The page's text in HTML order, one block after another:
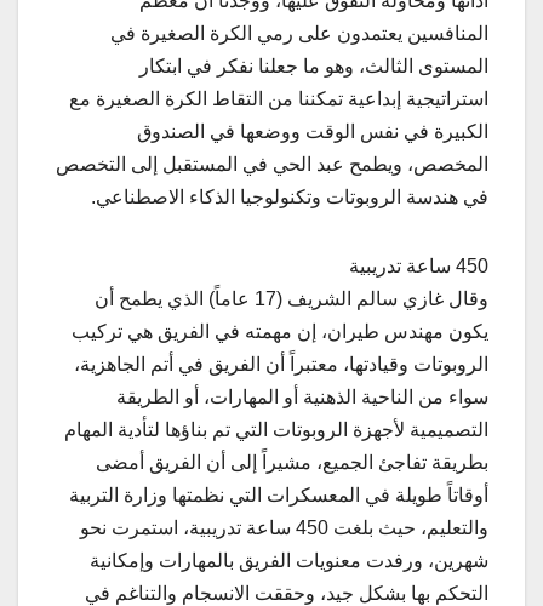
المنافسين يعتمدون على رمي الكرة الصغيرة في
المستوى الثالث، وهو ما جعلنا نفكر في ابتكار
استراتيجية إبداعية تمكننا من التقاط الكرة الصغيرة مع
الكبيرة في نفس الوقت ووضعها في الصندوق
المخصص، ويطمح عبد الحي في المستقبل إلى التخصص
في هندسة الروبوتات وتكنولوجيا الذكاء الاصطناعي.
450 ساعة تدريبية
وقال غازي سالم الشريف (17 عاماً) الذي يطمح أن
يكون مهندس طيران، إن مهمته في الفريق هي تركيب
الروبوتات وقيادتها، معتبراً أن الفريق في أتم الجاهزية،
سواء من الناحية الذهنية أو المهارات، أو الطريقة
التصميمية لأجهزة الروبوتات التي تم بناؤها لتأدية المهام
بطريقة تفاجئ الجميع، مشيراً إلى أن الفريق أمضى
أوقاتاً طويلة في المعسكرات التي نظمتها وزارة التربية
والتعليم، حيث بلغت 450 ساعة تدريبية، استمرت نحو
شهرين، ورفدت معنويات الفريق بالمهارات وإمكانية
التحكم بها بشكل جيد، وحققت الانسجام والتناغم في